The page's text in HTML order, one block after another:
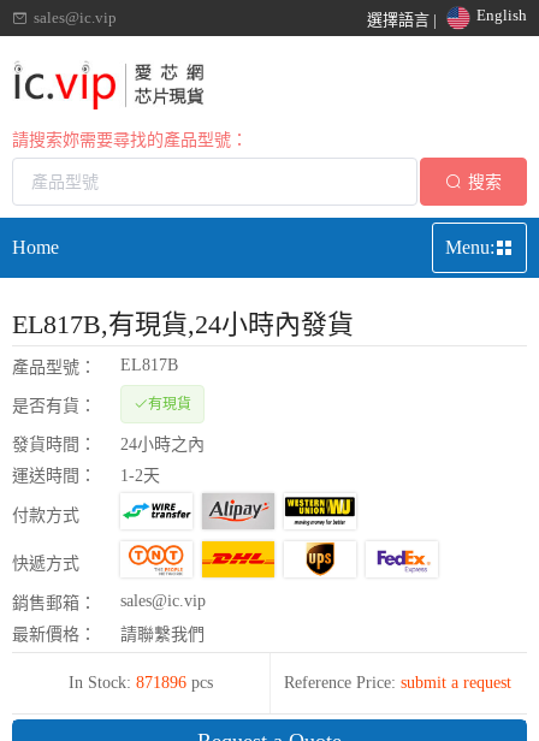
sales@ic.vip 選擇語言 | English
請搜索妳需要尋找的產品型號：
搜索
Home Menu:
EL817B,有現貨,24小時內發貨
產品型號： EL817B
是否有貨： 有現貨
發貨時間：
24小時之內
運送時間：
1-2天
付款方式
快遞方式
銷售郵箱：
sales@ic.vip
最新價格：
請聯繫我們
In Stock: 871896 pcs Reference Price: submit a request